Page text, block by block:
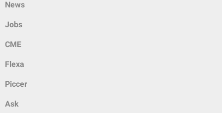
News
Jobs
CME
Flexa
Piccer
Ask